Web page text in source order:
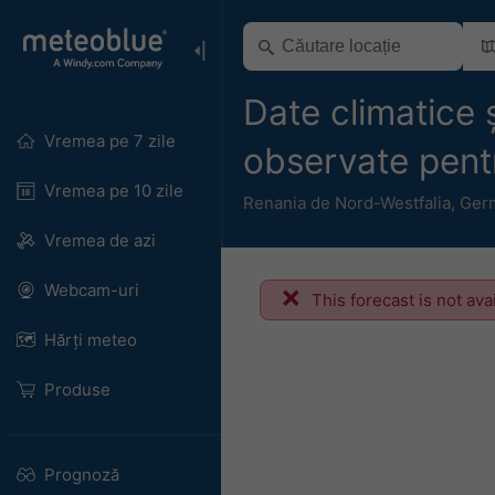
Vremea pe 7 zile
Vremea pe 10 zile
Vremea de azi
Webcam-uri
Hărți meteo
Produse
Prognoză
Date climatice
observate
Renania de Nord-Westfalia,
This forecast is not